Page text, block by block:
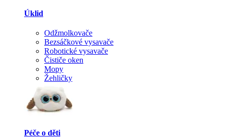
Úklid
Odžmolkovače
Bezsáčkové vysavače
Robotické vysavače
Čističe oken
Mopy
Žehličky
Péče o děti